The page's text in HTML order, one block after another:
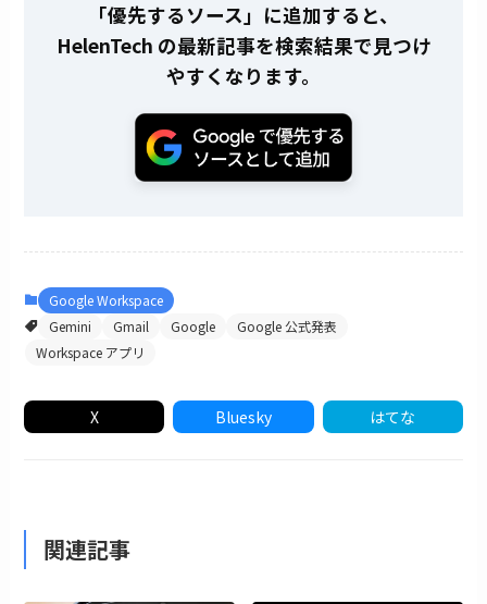
「優先するソース」に追加すると、
HelenTech の最新記事を検索結果で見つけ
やすくなります。
Google Workspace
Gemini
Gmail Google
Google 公式発表
Workspace アプリ
X Bluesky はてな
関連記事